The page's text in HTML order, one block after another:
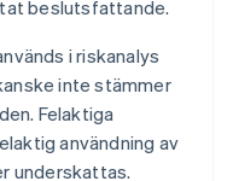
beslutsfattande.
i riskanalys
inte stämmer
Felaktiga
användning av
underskattas.